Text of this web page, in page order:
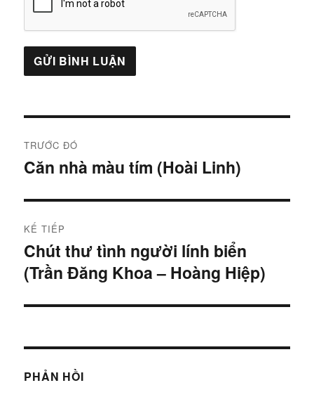
hướng
viết
TRƯỚC ĐÓ
Bài
Căn nhà màu tím (Hoài Linh)
KẾ TIẾP
Bài
tiếp:
Chút thư tình người lính biển
(Trần Đăng Khoa – Hoàng Hiệp)
PHẢN HỒI